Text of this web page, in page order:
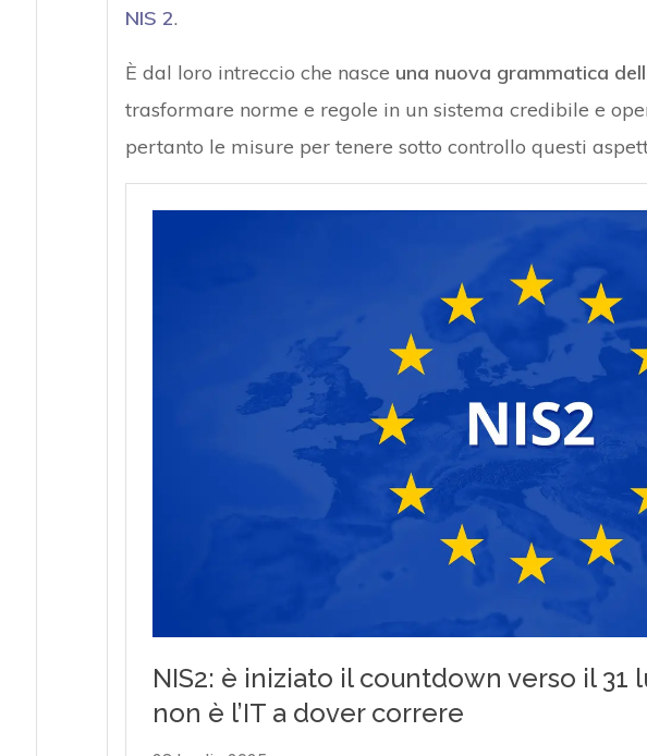
NIS 2.
È dal loro intreccio che nasce una nuova grammatica
trasformare norme e regole in un sistema credibile e
pertanto le misure per tenere sotto controllo questi